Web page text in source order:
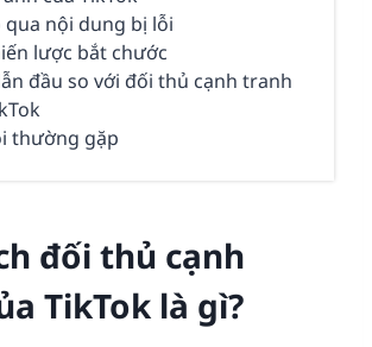
qua nội dung bị lỗi
lược bắt chước
đầu so với đối thủ cạnh tranh
thường gặp
đối thủ cạnh
TikTok là gì?